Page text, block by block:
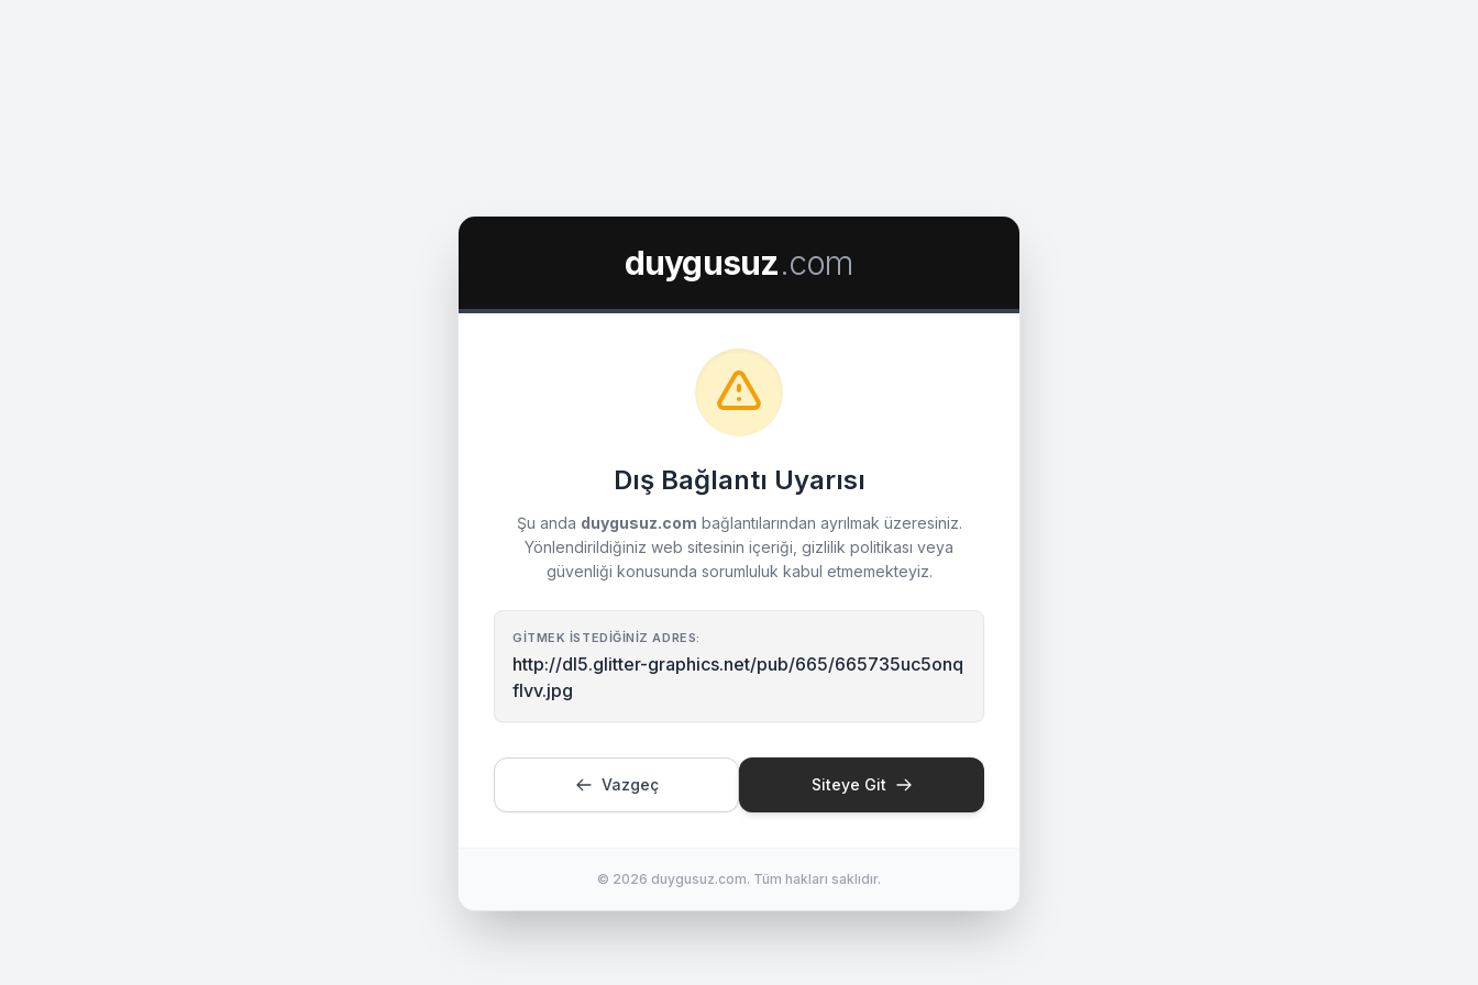
duygusuz.com
Dış Bağlantı Uyarısı
Şu anda duygusuz.com bağlantılarından ayrılmak üzeresiniz.
Yönlendirildiğiniz web sitesinin içeriği, gizlilik politikası veya
güvenliği konusunda sorumluluk kabul etmemekteyiz.
GITMEK İSTEDIĞINIZ ADRES:
http://dl5.glitter-graphics.net/pub/665/665735uc5onq
flvv.jpg
Vazgeç Siteye Git
© 2026 duygusuz.com. Tüm hakları saklıdır.